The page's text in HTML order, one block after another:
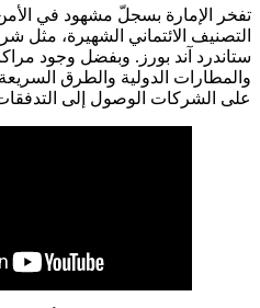
تفخر الإمارة بسجلّ مشهود في
التصنيف الائتماني الشهيرة،
ستاندرد آند بورز. وبفضل وجود
والمطارات الدولية والطرق
على الشركات الوصول إلى